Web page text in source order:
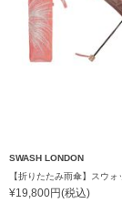
SWASH LONDON
¥19,800円(税込)